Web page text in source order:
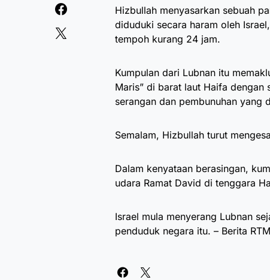
Hizbullah menyasarkan sebuah
diduduki secara haram oleh
tempoh kurang 24 jam.
Kumpulan dari Lubnan itu
Maris” di barat laut Haifa dengan
serangan dan pembunuhan yang
Semalam, Hizbullah turut
Dalam kenyataan berasingan,
udara Ramat David di tenggara
Israel mula menyerang Lubnan
penduduk negara itu. – Berita RTM